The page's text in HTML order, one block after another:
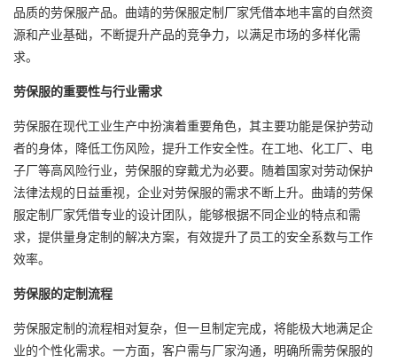
品质的劳保服产品。曲靖的劳保服定制厂家凭借本地丰富的自然资
源和产业基础，不断提升产品的竞争力，以满足市场的多样化需
求。
劳保服的重要性与行业需求
劳保服在现代工业生产中扮演着重要角色，其主要功能是保护劳动
者的身体，降低工伤风险，提升工作安全性。在工地、化工厂、电
子厂等高风险行业，劳保服的穿戴尤为必要。随着国家对劳动保护
法律法规的日益重视，企业对劳保服的需求不断上升。曲靖的劳保
服定制厂家凭借专业的设计团队，能够根据不同企业的特点和需
求，提供量身定制的解决方案，有效提升了员工的安全系数与工作
效率。
劳保服的定制流程
劳保服定制的流程相对复杂，但一旦制定完成，将能极大地满足企
业的个性化需求。一方面，客户需与厂家沟通，明确所需劳保服的